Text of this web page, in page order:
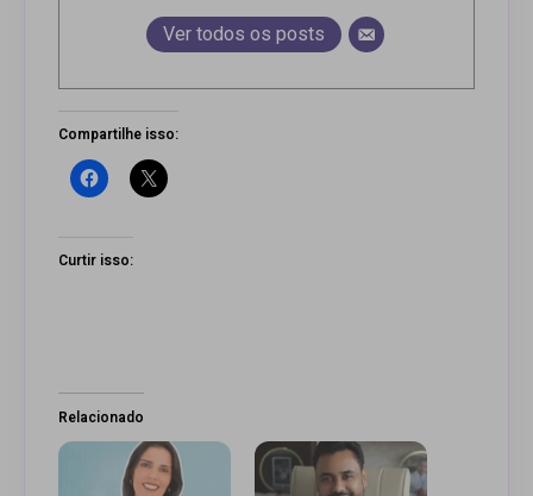
Ver todos os posts
Compartilhe isso:
Curtir isso:
Relacionado